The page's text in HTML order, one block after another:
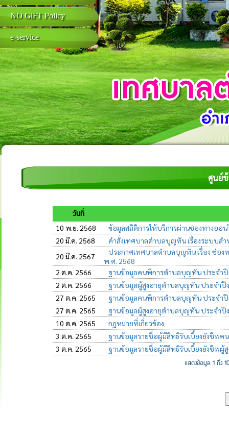
NO GlFT Policy
e-service
ศูนย์
วันที่
10 พ.ย. 2568
ข้อมูลสถิติการให้บริการผ่านช่องทางออน
20 มี.ค. 2568
คำสั่งเทศบาลตำบลบุญทัน เรื่องระบบส
20 มี.ค. 2567
ประกาศเทศบาลตำบลบุญทัน เรื่อง ช่อ
พ.ศ. 2568
2 ต.ค. 2566
ฐานข้อมูลคนพิการตำบลบุญทัน ประจำ
2 ต.ค. 2566
ฐานข้อมูลผู้สูงอายุตำบลบุญทัน ประจำปี
27 ต.ค. 2565
ฐานข้อมูลคนพิการตำบลบุญทัน ประจำ
27 ต.ค. 2565
ฐานข้อมูลผู้สูงอายุตำบลบุญทัน ประจำปี
10 ต.ค. 2565
กฏหมายที่เกี่ยวข้อง
3 ต.ค. 2565
ฐานข้อมูลรายชื่อผู้มีสิทธิรับเบี้ยงยังชีพ
3 ต.ค. 2565
ฐานข้อมูลรายชื่อผู้มีสิทธิรับเบี้ยงยังชีพผู้
แสดงข้อมูล 1 ถึ